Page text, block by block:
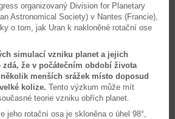
organizovaný Division for Planetary
Astronomical Society) v Nantes (Francie),
o tom, jak Uran k nakloněné rotační ose
simulací vzniku planet a jejich
zdá, že v počátečním období života
menších srážek místo doposud
kolize. Tento výzkum může mít
teorie vzniku obřích planet.
jeho rotační osa je skloněna o úhel 98°,